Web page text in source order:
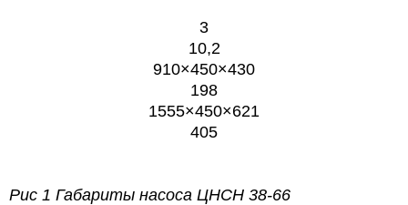
3
10,2
910×450×430
198
1555×450×621
405
Рис 1 Габариты насоса ЦНСН 38-66